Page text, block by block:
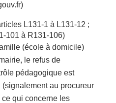
L131-1 à L131-12 ;
101 à R131-106)
(école à domicile)
le refus de
pédagogique est
au procureur
qui concerne les